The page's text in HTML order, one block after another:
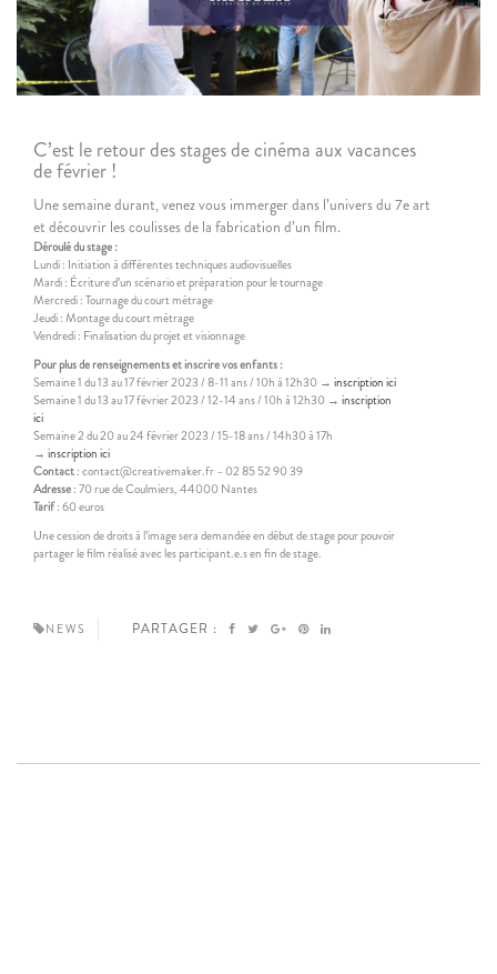
C’est le retour des stages de cinéma aux vacances
de février !
Une semaine durant, venez vous immerger dans l’univers du 7e art
et découvrir les coulisses de la fabrication d’un film.
Déroulé du stage :
Lundi : Initiation à différentes techniques audiovisuelles
Mardi : Écriture d’un scénario et préparation pour le tournage
Mercredi : Tournage du court métrage
Jeudi : Montage du court métrage
Vendredi : Finalisation du projet et visionnage
Pour plus de renseignements et inscrire vos enfants :
Semaine 1 du 13 au 17 février 2023 / 8-11 ans / 10h à 12h30 → inscription ici
Semaine 1 du 13 au 17 février 2023 / 12-14 ans / 10h à 12h30 → inscription
ici
Semaine 2 du 20 au 24 février 2023 / 15-18 ans / 14h30 à 17h
→ inscription ici
Contact: contact@creativemaker.fr – 02 85 52 90 39
Adresse: 70 rue de Coulmiers, 44000 Nantes
Tarif: 60 euros
Une cession de droits à l’image sera demandée en début de stage pour pouvoir
partager le film réalisé avec les participant.e.s en fin de stage.
NEWS PARTAGER :